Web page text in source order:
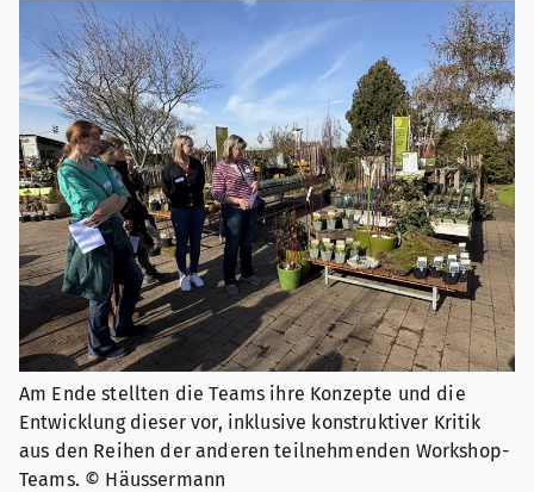
Am Ende stellten die Teams ihre Konzepte und die
Entwicklung dieser vor, inklusive konstruktiver Kritik
aus den Reihen der anderen teilnehmenden Workshop-
Teams. © Häussermann